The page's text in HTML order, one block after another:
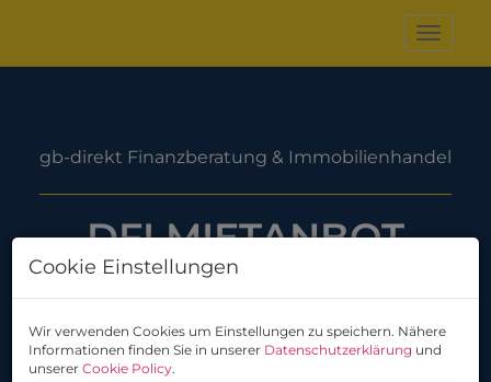
DFI MIETANBOT
Cookie Einstellungen
Wir verwenden Cookies um Einstellungen zu speichern. Nähere
Informationen finden Sie in unserer Datenschutzerklärung und
unserer Cookie Policy.